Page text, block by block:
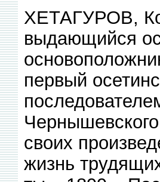
ХЕТАГУРОВ,
выдающийся
первый
своих
жизнь